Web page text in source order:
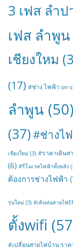
3 เฟส ลำป
เฟส ลำพูน
เชียงใหม
(17) #ช่าง ไฟฟ้า on
ลำพูน (50)
(37)#ช่างไ
เชียงใหม่ (3) #ราคาเดินส
(6) #รีโนเวทไฟฟ้าทั้งหลัง
ต้องการช่างไฟฟ้า
รุ่นใหม่ (3) #เดินท่อสายไฟ
ตั้งwifi
#เปลี่ยนสายไฟบ้าน ราค